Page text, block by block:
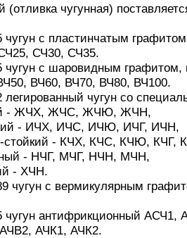
(отливка чугунная)
чугун с пластинчатым
СЧ30, СЧ35.
чугун с шаровидным графитом,
ВЧ60, ВЧ70, ВЧ80, ВЧ100.
легированный чугун со
- ЖЧХ, ЖЧС, ЖЧЮ, ЖЧН,
- ИЧХ, ИЧС, ИЧЮ, ИЧГ, ИЧН,
стойкий - КЧХ, КЧС, КЧЮ, КЧГ,
- НЧГ, МЧГ, НЧН, МЧН,
- ХЧН.
чугун с вермикулярным
чугун антифрикционный
АЧК1, АЧК2.